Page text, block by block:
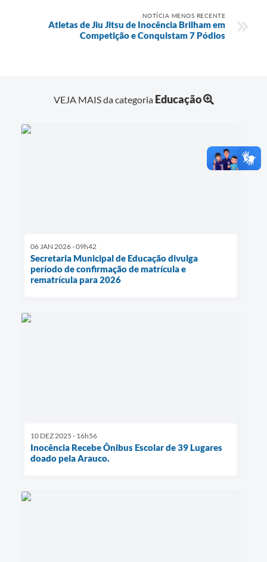
NOTÍCIA MENOS RECENTE
Atletas de Jiu Jitsu de Inocência Brilham em
Competição e Conquistam 7 Pódios
VEJA MAIS da categoria Educação
06 JAN 2026 - 09h42
Secretaria Municipal de Educação divulga
período de confirmação de matrícula e
rematrícula para 2026
10 DEZ 2025 - 16h56
Inocência Recebe Ônibus Escolar de 39 Lugares
doado pela Arauco.